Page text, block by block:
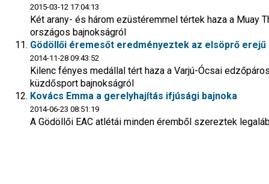
2015-03-12 17:04:13
Két arany- és három ezüstéremmel tértek haza a Muay
országos bajnokságról
Gödöllői éremesőt eredményeztek az elsöprő erejű
2014-11-28 09:43:52
Kilenc fényes medállal tért haza a Varjú-Ócsai
küzdősport bajnokságról
Kovács Emma a gerelyhajítás ifjúsági bajnoka
2014-06-23 08:51:19
A Gödöllői EAC atlétái minden éremből szereztek